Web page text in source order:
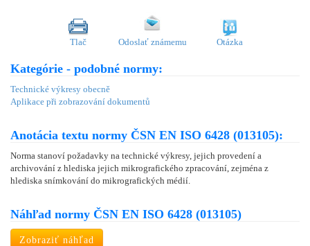
Tlač Odoslať známemu Otázka
Kategórie - podobné normy:
Technické výkresy obecně
Aplikace při zobrazování dokumentů
Anotácia textu normy ČSN EN ISO 6428 (013105):
Norma stanoví požadavky na technické výkresy, jejich provedení a
archivování z hlediska jejich mikrografického zpracování, zejména z
hlediska snímkování do mikrografických médií.
Náhľad normy ČSN EN ISO 6428 (013105)
Zobraziť náhľad